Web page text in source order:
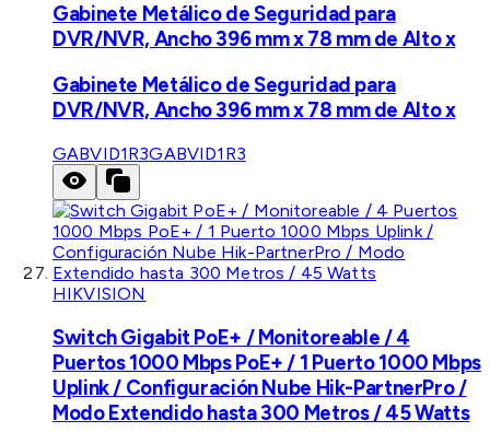
Gabinete Metálico de Seguridad para
DVR/NVR, Ancho 396 mm x 78 mm de Alto x
Gabinete Metálico de Seguridad para
DVR/NVR, Ancho 396 mm x 78 mm de Alto x
GABVID1R3GABVID1R3
HIKVISION
Switch Gigabit PoE+ / Monitoreable / 4
Puertos 1000 Mbps PoE+ / 1 Puerto 1000 Mbps
Uplink / Configuración Nube Hik-PartnerPro /
Modo Extendido hasta 300 Metros / 45 Watts